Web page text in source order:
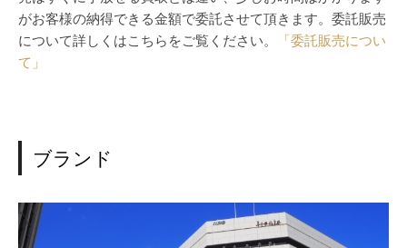
がお客様の納得できる金額で委託させて頂きます。委託販売
について詳しくはこちらをご覧ください。
「委託販売につい
て」
ブランド